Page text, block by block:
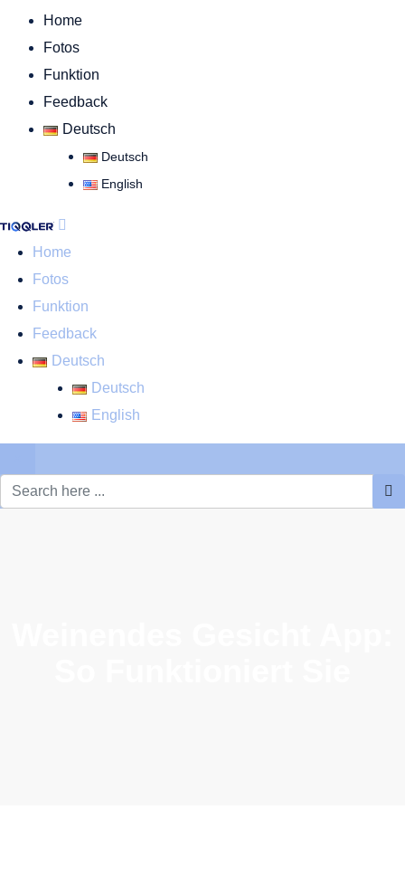
Home
Fotos
Funktion
Feedback
Deutsch
Deutsch
English
Home
Fotos
Funktion
Feedback
Deutsch
Deutsch
English